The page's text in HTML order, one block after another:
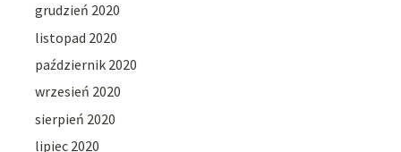
grudzień 2020
listopad 2020
październik 2020
wrzesień 2020
sierpień 2020
lipiec 2020